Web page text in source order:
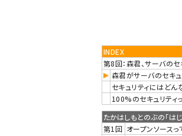
INDEX
第8回：森君、サーバの
森君がサーバのセキ
セキュリティにはどん
100%のセキュリティ
たかはしもとのぶの「は
第1回 オープンソース